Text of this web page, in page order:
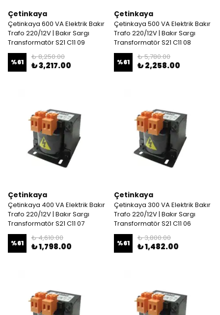
Çetinkaya
Çetinkaya 600 VA Elektrik Bakır
Trafo 220/12V | Bakır Sargı
Transformatör S21 C11 09
%61
₺ 8,250.00
₺ 3,217.00
Çetinkaya
Çetinkaya 500 VA Elektrik Bakır
Trafo 220/12V | Bakır Sargı
Transformatör S21 C11 08
%61
₺ 5,780.00
₺ 2,258.00
Çetinkaya
Çetinkaya 400 VA Elektrik Bakır
Trafo 220/12V | Bakır Sargı
Transformatör S21 C11 07
%61
₺ 4,610.00
₺ 1,798.00
Çetinkaya
Çetinkaya 300 VA Elektrik Bakır
Trafo 220/12V | Bakır Sargı
Transformatör S21 C11 06
%61
₺ 3,800.00
₺ 1,482.00